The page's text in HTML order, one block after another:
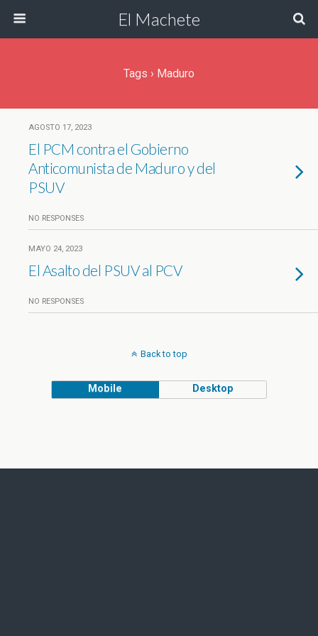
El Machete
Tags › Maduro
AGOSTO 17, 2023
El PCM contra el Gobierno
Anticomunista de Maduro y del
PSUV
NO RESPONSES
MAYO 24, 2023
El Asalto del PSUV al PCV
NO RESPONSES
Back to top
Mobile Desktop